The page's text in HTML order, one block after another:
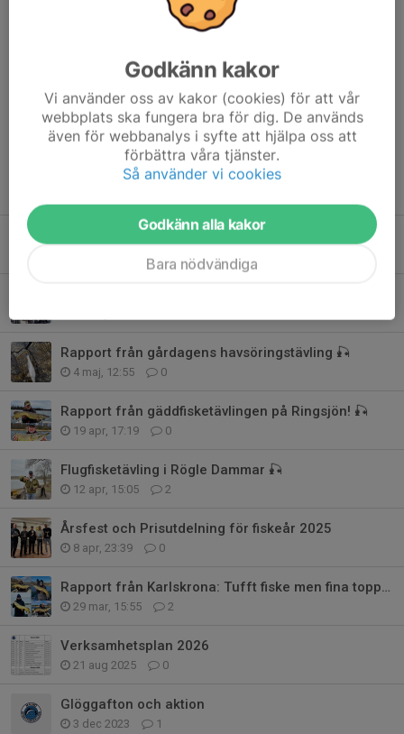
Hej alla, jag och Johan besökte kalmarsund i jakten på dom
Dag 1, höjde jag mitt eget personbästa med 2hg till 1760gram
och 48 cm redan innan lunch första...
Läs mer
Göstävling - Ringsjön 7/6-26
Rapport från gårdagens havsöringstävling 🎣
4 maj, 12:55 0
Rapport från gäddfisketävlingen på Ringsjön! 🎣
19 apr, 17:19 0
Flugfisketävling i Rögle Dammar 🎣
12 apr, 15:05 2
Årsfest och Prisutdelning för fiskeår 2025
8 apr, 23:39 0
Rapport från Karlskrona: Tufft fiske men fina toppar!
29 mar, 15:55 2
Verksamhetsplan 2026
21 aug 2025 0
Glöggafton och aktion
3 dec 2023 1
Godkänn kakor
Vi använder oss av kakor (cookies) för att vår
webbplats ska fungera bra för dig. De används
även för webbanalys i syfte att hjälpa oss att
förbättra våra tjänster.
Så använder vi cookies
Godkänn alla kakor
Bara nödvändiga